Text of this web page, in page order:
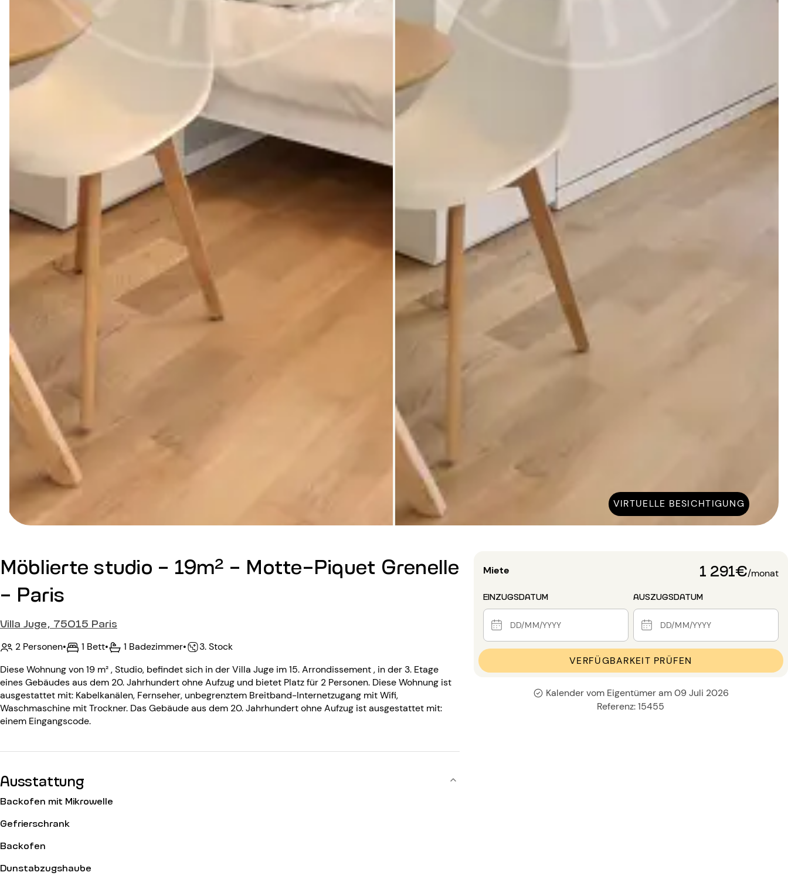
VIRTUELLE BESICHTIGUNG
Möblierte studio - 19m² - Motte-Piquet Grenelle
- Paris
Villa Juge, 75015 Paris
2 Personen• 1 Bett• 1 Badezimmer•
3. Stock
Diese Wohnung von 19 m² , Studio, befindet sich in der Villa Juge im 15. Arrondissement , in der 3. Etage
eines Gebäudes aus dem 20. Jahrhundert ohne Aufzug und bietet Platz für 2 Personen. Diese Wohnung ist
ausgestattet mit: Kabelkanälen, Fernseher, unbegrenztem Breitband-Internetzugang mit Wifi,
Waschmaschine mit Trockner. Das Gebäude aus dem 20. Jahrhundert ohne Aufzug ist ausgestattet mit:
einem Eingangscode.
Ausstattung
Backofen mit Mikrowelle
Gefrierschrank
Backofen
Dunstabzugshaube
Miete 1 291€/monat
EINZUGSDATUM AUSZUGSDATUM
VERFÜGBARKEIT PRÜFEN
Kalender vom Eigentümer am 09 Juli 2026
Referenz: 15455